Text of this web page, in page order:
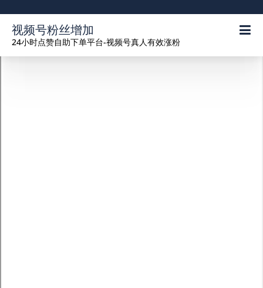
视频号粉丝增加
24小时点赞自助下单平台-视频号真人有效涨粉